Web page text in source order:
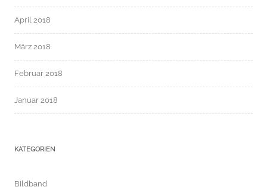
April 2018
März 2018
Februar 2018
Januar 2018
KATEGORIEN
Bildband